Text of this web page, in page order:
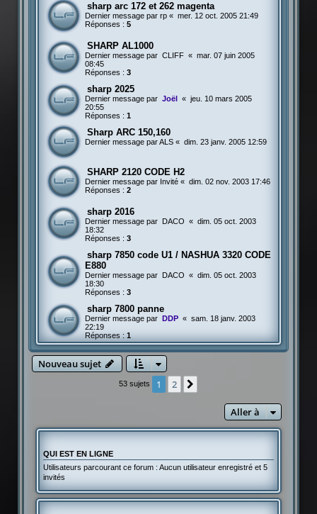
sharp arc 172 et 262 magenta
Dernier message par rp« mer. 12 oct. 2005 21:49
Réponses : 5
SHARP AL1000
Dernier message par CLIFF « mar. 07 juin 2005
08:45
Réponses : 3
sharp 2025
Dernier message par Joël « jeu. 10 mars 2005
20:55
Réponses : 1
Sharp ARC 150,160
Dernier message parALS« dim. 23 janv. 2005 12:59
SHARP 2120 CODE H2
Dernier message par Invité« dim. 02 nov. 2003 17:46
Réponses : 2
sharp 2016
Dernier message par DACO « dim. 05 oct. 2003
18:32
Réponses : 3
sharp 7850 code U1 / NASHUA 3320 CODE
E880
Dernier message par DACO « dim. 05 oct. 2003
18:30
Réponses : 3
sharp 7800 panne
Dernier message par DDP « sam. 18 janv. 2003
22:19
Réponses :1
Nouveau sujet
53 sujets 1 2
Aller à
QUI EST EN LIGNE
Utilisateurs parcourant ce forum : Aucun utilisateur enregistré et 5
invités